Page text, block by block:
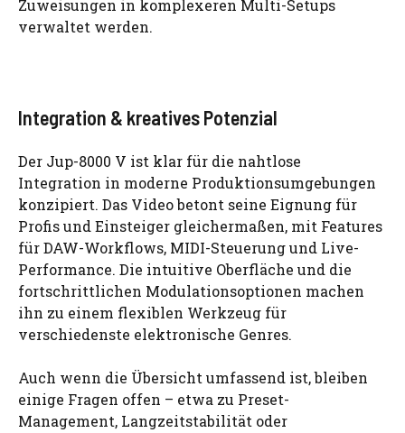
Zuweisungen in komplexeren Multi-Setups
verwaltet werden.
Integration & kreatives Potenzial
Der Jup-8000 V ist klar für die nahtlose
Integration in moderne Produktionsumgebungen
konzipiert. Das Video betont seine Eignung für
Profis und Einsteiger gleichermaßen, mit Features
für DAW-Workflows, MIDI-Steuerung und Live-
Performance. Die intuitive Oberfläche und die
fortschrittlichen Modulationsoptionen machen
ihn zu einem flexiblen Werkzeug für
verschiedenste elektronische Genres.
Auch wenn die Übersicht umfassend ist, bleiben
einige Fragen offen – etwa zu Preset-
Management, Langzeitstabilität oder